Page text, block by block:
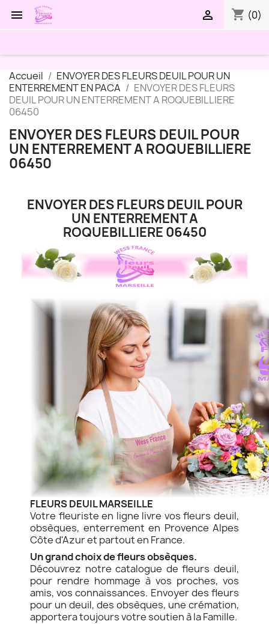
 shopping_cart (0)

Accueil
ENVOYER DES FLEURS DEUIL POUR UN
ENTERREMENT EN PACA
ENVOYER DES FLEURS
DEUIL POUR UN ENTERREMENT A ROQUEBILLIERE
06450
ENVOYER DES FLEURS DEUIL POUR
UN ENTERREMENT A ROQUEBILLIERE
06450
ENVOYER DES FLEURS DEUIL POUR
UN ENTERREMENT A
ROQUEBILLIERE 06450
FLEURS DEUIL MARSEILLE
Votre fleuriste en ligne livre vos fleurs deuil,
obsèques, enterrement en Provence Alpes
Côte d'Azur et partout en France.
Un grand choix de fleurs obsèques.
Découvrez notre catalogue de fleurs deuil,
pour rendre hommage à vos proches, vos
amis, vos connaissances. Envoyer des fleurs
pour un deuil, des obsèques, une crémation,
apportera toujours votre soutien à la Famille.